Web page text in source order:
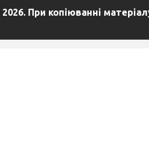
При копіюванні